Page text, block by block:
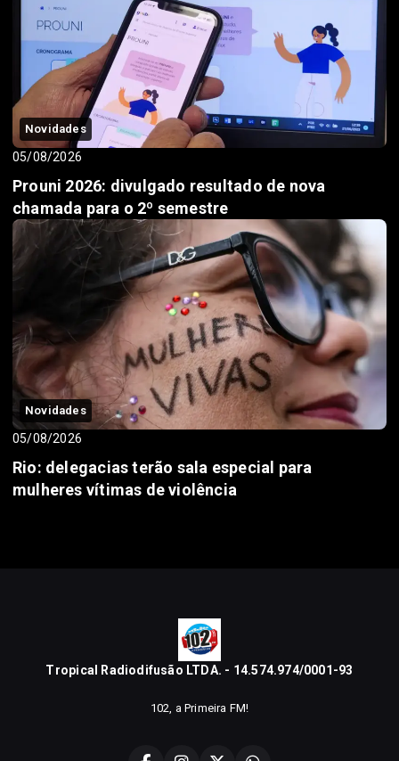
Novidades
05/08/2026
Prouni 2026: divulgado resultado de nova
chamada para o 2º semestre
Novidades
05/08/2026
Rio: delegacias terão sala especial para
mulheres vítimas de violência
Tropical Radiodifusão LTDA. - 14.574.974/0001-93
102, a Primeira FM!